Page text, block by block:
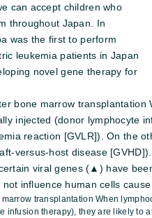
can accept children who
throughout Japan. In
was the first to perform
leukemia patients in Japan
novel gene therapy for
transplantation When
infusion therapy), they are likely to